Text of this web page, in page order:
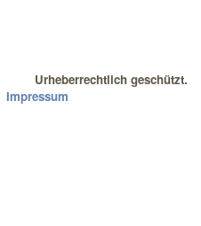
Urheberrechtlich geschützt.
Impressum